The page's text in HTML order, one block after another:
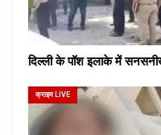
दिल्ली के पॉश इलाके में
क्राइम LIVE